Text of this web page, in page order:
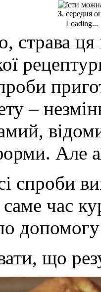
3, середня
Loading...
страва
–
Але
час
допомогу
що